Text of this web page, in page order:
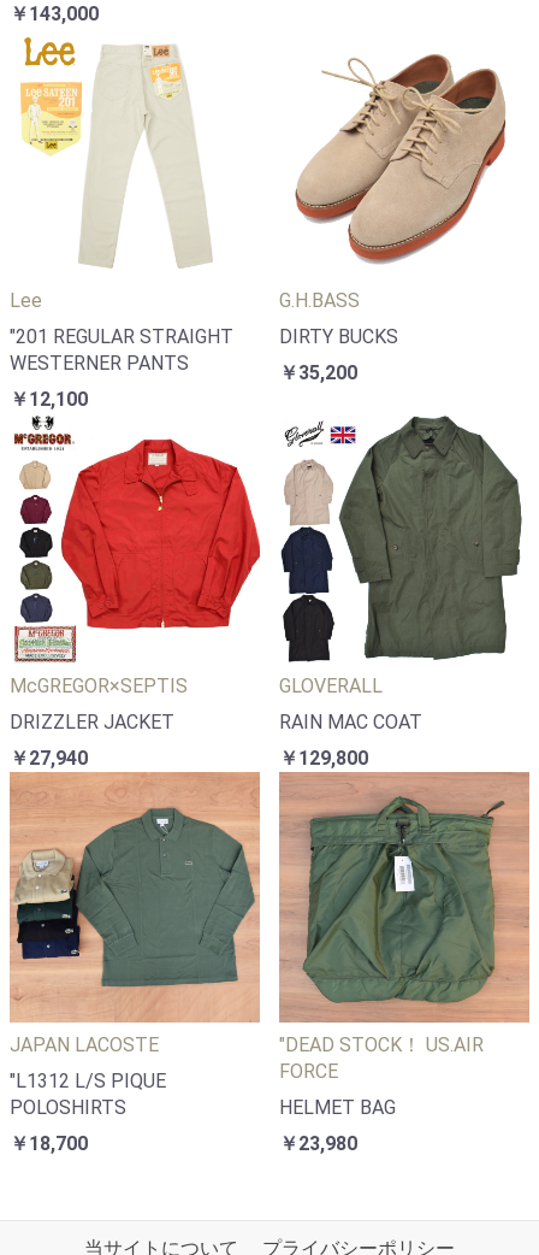
￥143,000
Lee
"201 REGULAR STRAIGHT
WESTERNER PANTS
￥12,100
G.H.BASS
DIRTY BUCKS
￥35,200
McGREGOR×SEPTIS
DRIZZLER JACKET
￥27,940
GLOVERALL
RAIN MAC COAT
￥129,800
JAPAN LACOSTE
"L1312 L/S PIQUE
POLOSHIRTS
￥18,700
"DEAD STOCK！ US.AIR
FORCE
HELMET BAG
￥23,980
当サイトについて プライバシーポリシー